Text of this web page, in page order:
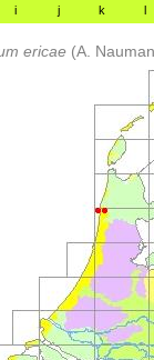
i j k l
ericae (A.